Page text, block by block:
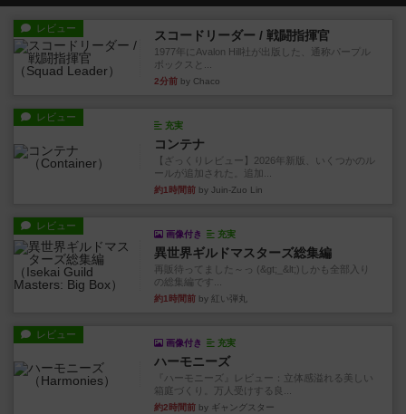
レビュー スコードリーダー / 戦闘指揮官
1977年にAvalon Hill社が出版した、通称パープル
ボックスと...
2分前 by Chaco
レビュー
充実
コンテナ
【ざっくりレビュー】2026年新版、いくつかのル
ールが追加された。追加...
約1時間前 by Juin-Zuo Lin
レビュー
画像付き 充実
異世界ギルドマスターズ総集編
再販待ってました～っ (&gt;_&lt;)しかも全部入り
の総集編です...
約1時間前 by 紅い弾丸
レビュー
画像付き 充実
ハーモニーズ
『ハーモニーズ』レビュー：立体感溢れる美しい
箱庭づくり。万人受けする良...
約2時間前 by ギャングスター